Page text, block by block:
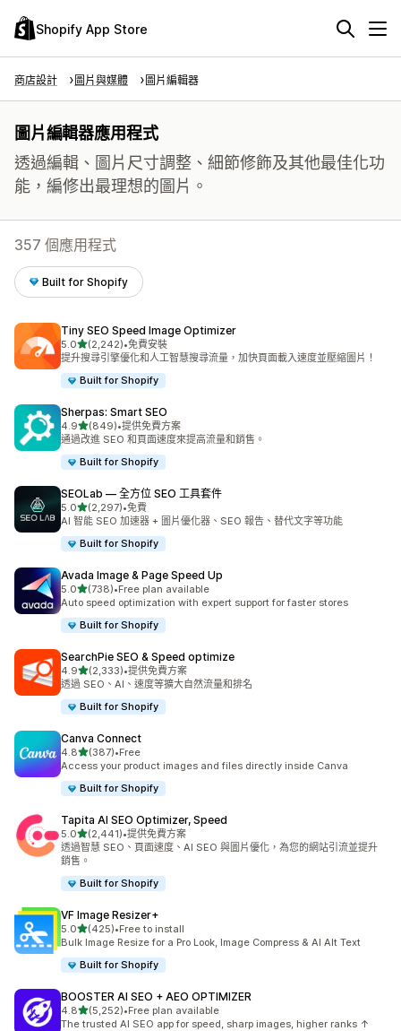
Shopify App Store
商店設計 圖片與媒體 圖片編輯器
圖片編輯器應用程式
透過編輯、圖片尺寸調整、細節修飾及其他最佳化功
能，編修出最理想的圖片。
357 個應用程式
Built for Shopify
Tiny SEO Speed Image Optimizer
5.0滿分 5 顆星
(2,242)
共有 2242 則評價
•免費安裝
提升搜尋引擎優化和人工智慧搜尋流量，加快頁面載入速度並壓縮圖片！
Built for Shopify
Sherpas: Smart SEO
4.9滿分 5 顆星
(849)
共有 849 則評價
•提供免費方案
通過改進 SEO 和頁面速度來提高流量和銷售。
Built for Shopify
SEOLab — 全方位 SEO 工具套件
5.0滿分 5 顆星
(2,297)
共有 2297 則評價
•免費
AI 智能 SEO 加速器 + 圖片優化器、SEO 報告、替代文字等功能
Built for Shopify
Avada Image & Page Speed Up
5.0滿分 5 顆星
(738)
共有 738 則評價
•Free plan available
Auto speed optimization with expert support for faster stores
Built for Shopify
SearchPie SEO & Speed optimize
4.9滿分 5 顆星
(2,333)
共有 2333 則評價
•提供免費方案
透過 SEO、AI、速度等擴大自然流量和排名
Built for Shopify
Canva Connect
4.8滿分 5 顆星
(387)
共有 387 則評價
•Free
Access your product images and files directly inside Canva
Built for Shopify
Tapita AI SEO Optimizer, Speed
5.0滿分 5 顆星
(2,441)
共有 2441 則評價
•提供免費方案
透過智慧 SEO、頁面速度、AI SEO 與圖片優化，為您的網站引流並提升
銷售。
Built for Shopify
VF Image Resizer+
5.0滿分 5 顆星
(425)
共有 425 則評價
•Free to install
Bulk Image Resize for a Pro Look, Image Compress & AI Alt Text
Built for Shopify
BOOSTER AI SEO + AEO OPTIMIZER
4.8滿分 5 顆星
(5,252)
共有 5252 則評價
•Free plan available
The trusted AI SEO app for speed, sharp images, higher ranks ↑